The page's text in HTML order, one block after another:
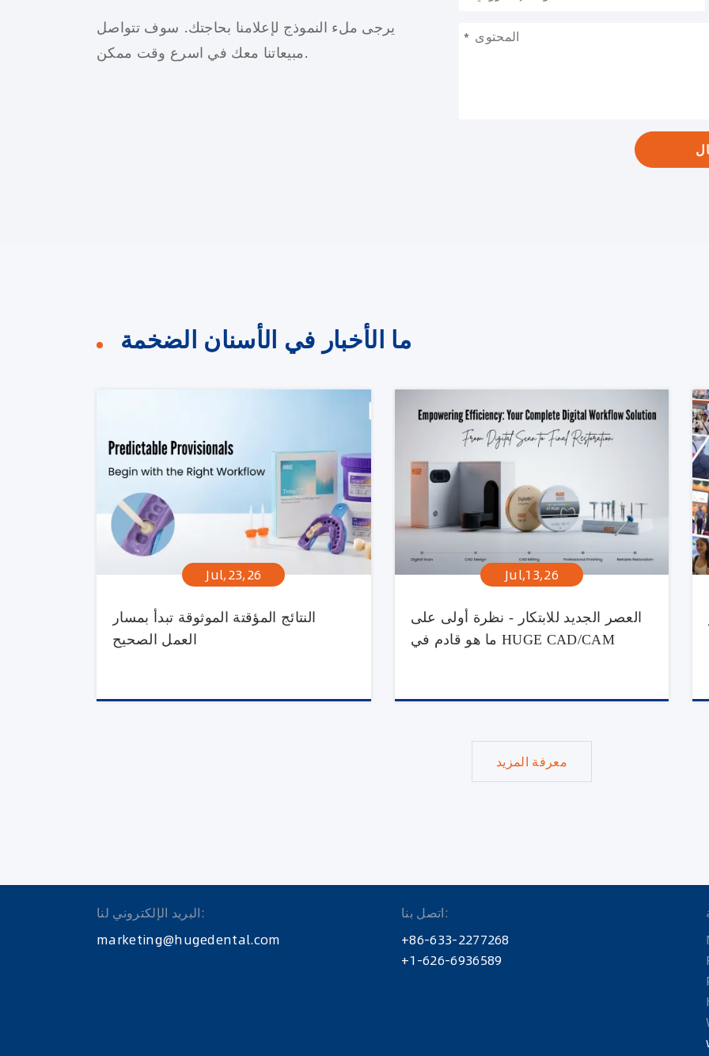
يرجى ملء النموذج لإعلامنا بحاجتك. سوف تتواصل
مبيعاتنا معك في اسرع وقت ممكن.
*
ما الأخبار في الأسنان الضخمة
Jul,23,26
النتائج المؤقتة الموثوقة تبدأ بمسار
العمل الصحيح
Jul,13,26
العصر الجديد للابتكار - نظرة أولى على
ما هو قادم في HUGE CAD/CAM
معرفة المزيد
البريد الإلكتروني لنا:
marketing@hugedental.com
اتصل بنا:
+86-633-2277268
+1-626-6936589